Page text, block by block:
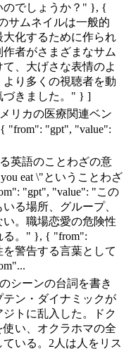
のでしょうか？" }, {
サムネイルは一般的
化するために作られ
者がさまざまなサム
、大げさな表情のよ
り多くの視聴者を動
づきました。" } ]
リカの医療関連ベン
"from": "gpt", "value":
英語のことわざの意
eat \"ということわざ
"gpt", "value": "この
る場所、グループ、
。職場恋愛の危険性
る。" }, { "from":
警告する言葉として
シーンの台詞を書き
ン・ダイナミックが
トに乱入した。ドク
い、オクラホマの全
いる。2人は人をリス